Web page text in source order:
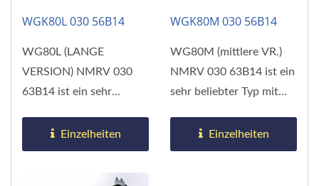
WGK80L 030 56B14
WG80L (LANGE
VERSION) NMRV 030
63B14 ist ein sehr
Anwendung.Einzelheiten
WGK80M 030 56B14
WG80M (mittlere VR.)
NMRV 030 63B14 ist ein
sehr beliebter Typ mit
Einzelheiten